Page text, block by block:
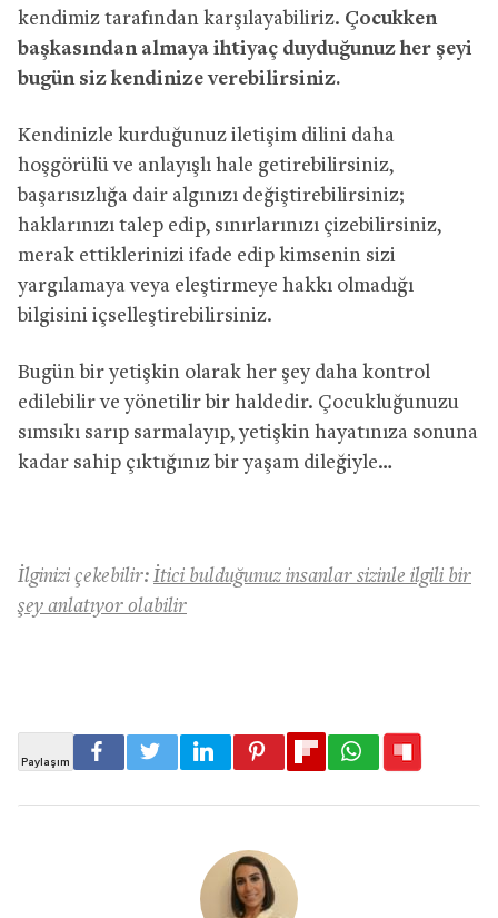
kendimiz tarafından karşılayabiliriz. Çocukken
başkasından almaya ihtiyaç duyduğunuz her şeyi
bugün siz kendinize verebilirsiniz.
Kendinizle kurduğunuz iletişim dilini daha
hoşgörülü ve anlayışlı hale getirebilirsiniz,
başarısızlığa dair algınızı değiştirebilirsiniz;
haklarınızı talep edip, sınırlarınızı çizebilirsiniz,
merak ettiklerinizi ifade edip kimsenin sizi
yargılamaya veya eleştirmeye hakkı olmadığı
bilgisini içselleştirebilirsiniz.
Bugün bir yetişkin olarak her şey daha kontrol
edilebilir ve yönetilir bir haldedir. Çocukluğunuzu
sımsıkı sarıp sarmalayıp, yetişkin hayatınıza sonuna
kadar sahip çıktığınız bir yaşam dileğiyle…
İlginizi çekebilir: İtici bulduğunuz insanlar sizinle ilgili bir
şey anlatıyor olabilir